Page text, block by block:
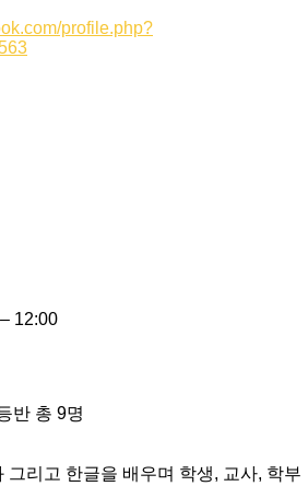
profile.php?
12:00
반 총 9명
그리고 한글을 배우며 학생, 교사, 학부